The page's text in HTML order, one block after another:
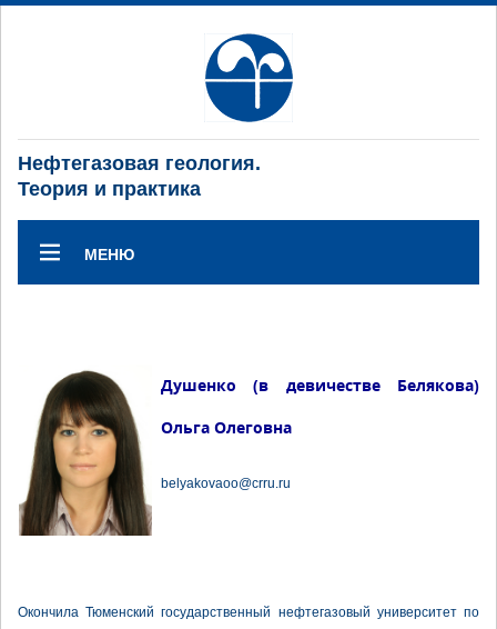
Нефтегазовая геология.
Теория и практика
МЕНЮ
Душенко (в девичестве Белякова)
Ольга Олеговна
belyakovaoo@crru.ru
Окончила Тюменский государственный нефтегазовый университет по